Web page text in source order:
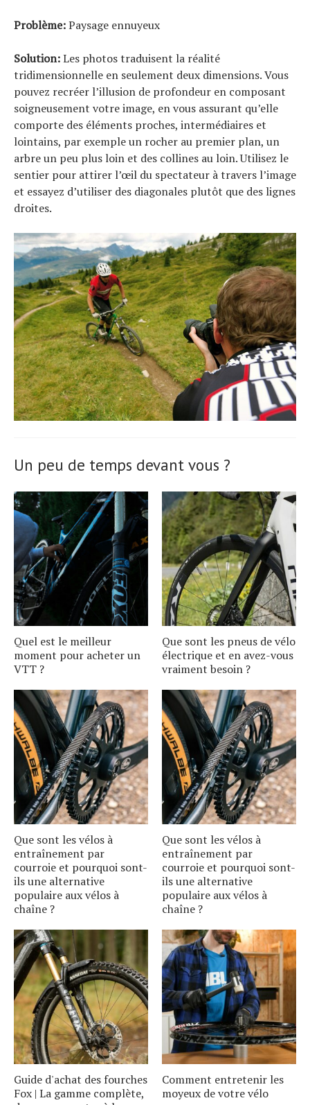
Problème:Paysage ennuyeux
Solution:Les photos traduisent la réalité
tridimensionnelle en seulement deux dimensions. Vous
pouvez recréer l’illusion de profondeur en composant
soigneusement votre image, en vous assurant qu’elle
comporte des éléments proches, intermédiaires et
lointains, par exemple un rocher au premier plan, un
arbre un peu plus loin et des collines au loin. Utilisez le
sentier pour attirer l’œil du spectateur à travers l’image
et essayez d’utiliser des diagonales plutôt que des lignes
droites.
Un peu de temps devant vous ?
Quel est le meilleur
moment pour acheter un
VTT ?
Que sont les pneus de vélo
électrique et en avez-vous
vraiment besoin ?
Que sont les vélos à
entraînement par
courroie et pourquoi sont-
ils une alternative
populaire aux vélos à
chaîne ?
Que sont les vélos à
entraînement par
courroie et pourquoi sont-
ils une alternative
populaire aux vélos à
chaîne ?
Guide d'achat des fourches
Fox | La gamme complète,
Comment entretenir les
moyeux de votre vélo